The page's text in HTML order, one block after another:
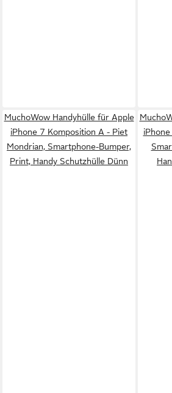
MuchoWow Handyhülle für Apple
iPhone 7 Komposition A - Piet
Mondrian, Smartphone-Bumper,
Print, Handy Schutzhülle Dünn